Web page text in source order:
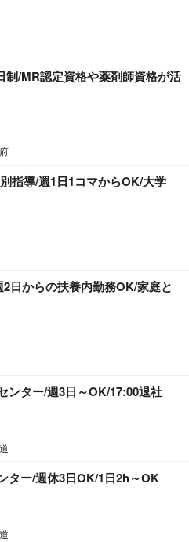
制/MR認定資格や薬剤師資格が活
指導/週1日1コマからOK/大学
日からの扶養内勤務OK/家庭と
ンター/週3日～OK/17:00退社
ター/週休3日OK/1日2h～OK